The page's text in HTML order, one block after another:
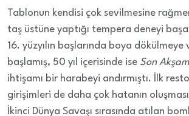
Tablonun kendisi çok sevilmesine
taş üstüne yaptığı tempera deneyi
16. yüzyılın başlarında boya dökülmeye
başlamış, 50 yıl içerisinde ise Son
ihtişamı bir harabeyi andırmıştı. İlk
girişimleri de daha çok hatanın
İkinci Dünya Savaşı sırasında atılan